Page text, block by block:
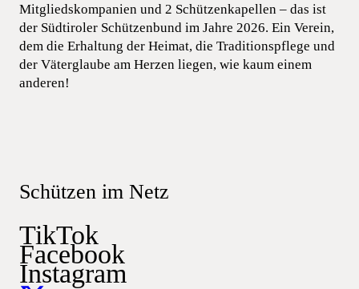
Mitgliedskompanien und 2 Schützenkapellen – das ist
der Südtiroler Schützenbund im Jahre 2026. Ein Verein,
dem die Erhaltung der Heimat, die Traditionspflege und
der Väterglaube am Herzen liegen, wie kaum einem
anderen!
Schützen im Netz
TikTok
Facebook
Instagram